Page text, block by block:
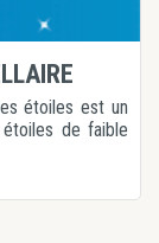
étoiles est un
de faible